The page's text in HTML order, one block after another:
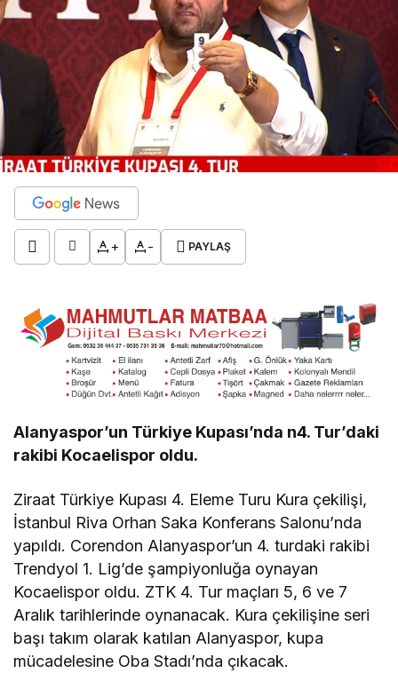
+ - PAYLAŞ
Alanyaspor’un Türkiye Kupası’nda n4. Tur’daki
rakibi Kocaelispor oldu.
Ziraat Türkiye Kupası 4. Eleme Turu Kura çekilişi,
İstanbul Riva Orhan Saka Konferans Salonu’nda
yapıldı. Corendon Alanyaspor’un 4. turdaki rakibi
Trendyol 1. Lig’de şampiyonluğa oynayan
Kocaelispor oldu. ZTK 4. Tur maçları 5, 6 ve 7
Aralık tarihlerinde oynanacak. Kura çekilişine seri
başı takım olarak katılan Alanyaspor, kupa
mücadelesine Oba Stadı’nda çıkacak.